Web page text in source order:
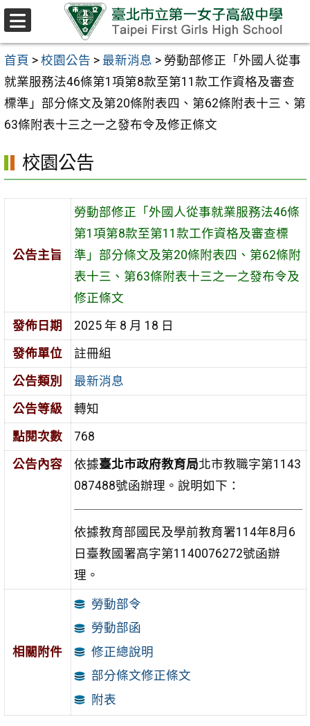
跳至主要內容區
首頁 > 校園公告 > 最新消息 > 勞動部修正「外國人從事
就業服務法46條第1項第8款至第11款工作資格及審查
標準」部分條文及第20條附表四、第62條附表十三、第
63條附表十三之一之發布令及修正條文
校園公告
公告主旨
勞動部修正「外國人從事就業服務法46條
第1項第8款至第11款工作資格及審查標
準」部分條文及第20條附表四、第62條附
表十三、第63條附表十三之一之發布令及
修正條文
發佈日期
2025 年 8 月 18 日
發佈單位
註冊組
公告類別
最新消息
公告等級
轉知
點閱次數
768
公告內容
依據臺北市政府教育局北市教職字第1143
087488號函辦理。說明如下：
依據教育部國民及學前教育署114年8月6
日臺教國署高字第1140076272號函辦
理。
相關附件
勞動部令
勞動部函
修正總說明
部分條文修正條文
附表
選
單